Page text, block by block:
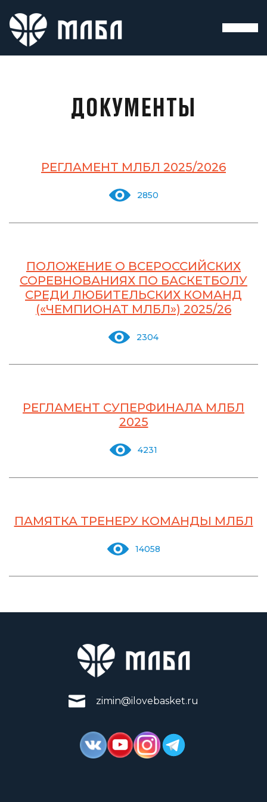
ДОКУМЕНТЫ
РЕГЛАМЕНТ МЛБЛ 2025/2026
2850
ПОЛОЖЕНИЕ О ВСЕРОССИЙСКИХ
СОРЕВНОВАНИЯХ ПО БАСКЕТБОЛУ
СРЕДИ ЛЮБИТЕЛЬСКИХ КОМАНД
(«ЧЕМПИОНАТ МЛБЛ») 2025/26
2304
РЕГЛАМЕНТ СУПЕРФИНАЛА МЛБЛ
2025
4231
ПАМЯТКА ТРЕНЕРУ КОМАНДЫ МЛБЛ
14058
zimin@ilovebasket.ru